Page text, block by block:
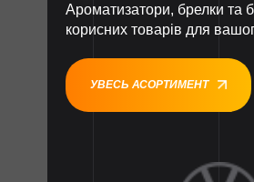
Ароматизатори, брелки та
корисних товарів для
УВЕСЬ АСОРТИМЕНТ